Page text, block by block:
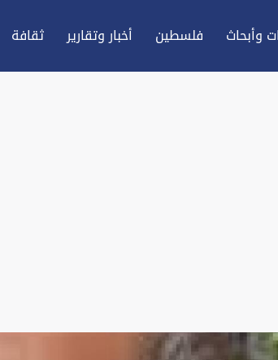
وأبحاث فلسطين أخبار وتقارير ثقافة